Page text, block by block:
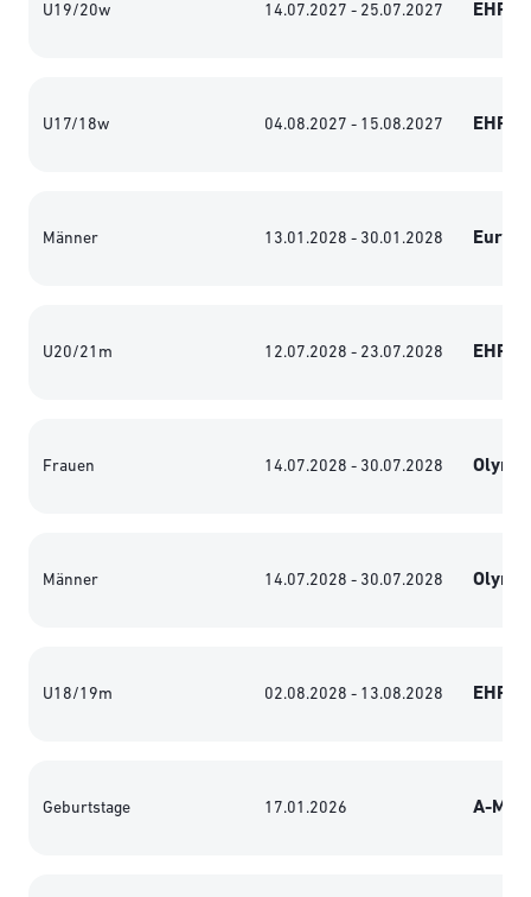
U19/20w 14.07.2027 - 25.07.2027 EHF
U17/18w 04.08.2027 - 15.08.2027 EHF
Männer 13.01.2028 - 30.01.2028
U20/21m 12.07.2028 - 23.07.2028 EHF
Frauen 14.07.2028 - 30.07.2028
Männer 14.07.2028 - 30.07.2028
U18/19m 02.08.2028 - 13.08.2028 EHF
Geburtstage 17.01.2026 A-